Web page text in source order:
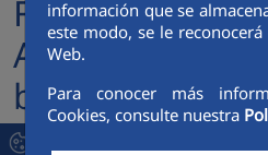
información que se
este modo, se le
Web.
Para conocer más
Cookies, consulte nuestra
FCC Servicios
Ambiente
bono de 600
euros para